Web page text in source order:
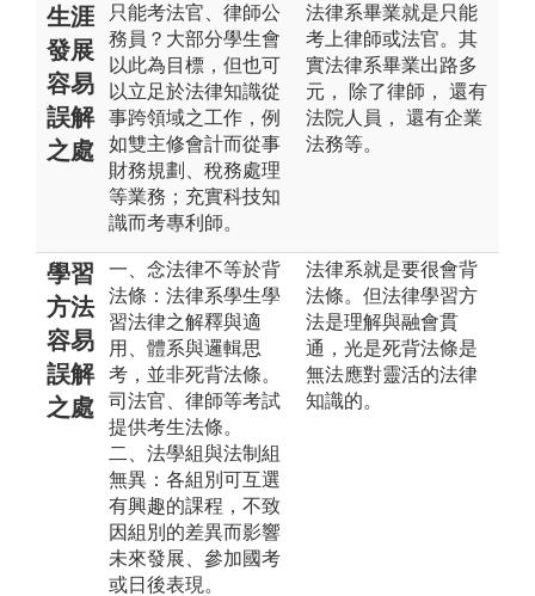
生涯
發展
容易
誤解
之處
只能考法官、律師公
務員？大部分學生會
以此為目標，但也可
以立足於法律知識從
事跨領域之工作，例
如雙主修會計而從事
財務規劃、稅務處理
等業務；充實科技知
識而考專利師。
法律系畢業就是只能
考上律師或法官。其
實法律系畢業出路多
元， 除了律師， 還有
法院人員， 還有企業
法務等。
學習
方法
容易
誤解
之處
一、念法律不等於背
法條：法律系學生學
習法律之解釋與適
用、體系與邏輯思
考，並非死背法條。
司法官、律師等考試
提供考生法條。
二、法學組與法制組
無異：各組別可互選
有興趣的課程，不致
因組別的差異而影響
未來發展、參加國考
或日後表現。
法律系就是要很會背
法條。但法律學習方
法是理解與融會貫
通，光是死背法條是
無法應對靈活的法律
知識的。